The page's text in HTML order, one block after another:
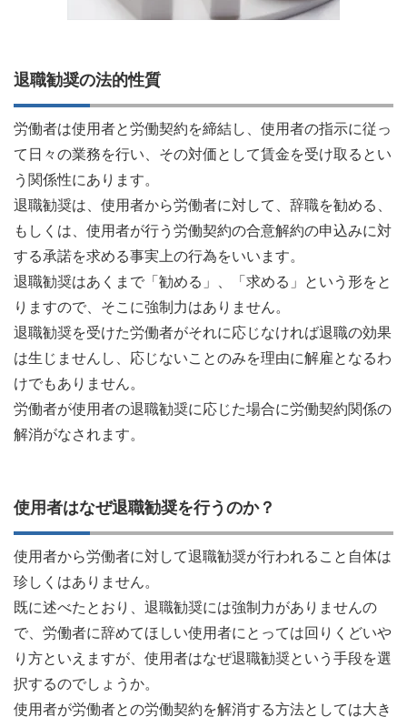
退職勧奨の法的性質
労働者は使用者と労働契約を締結し、使用者の指示に従っ
て日々の業務を行い、その対価として賃金を受け取るとい
う関係性にあります。
退職勧奨は、使用者から労働者に対して、辞職を勧める、
もしくは、使用者が行う労働契約の合意解約の申込みに対
する承諾を求める事実上の行為をいいます。
退職勧奨はあくまで「勧める」、「求める」という形をと
りますので、そこに強制力はありません。
退職勧奨を受けた労働者がそれに応じなければ退職の効果
は生じませんし、応じないことのみを理由に解雇となるわ
けでもありません。
労働者が使用者の退職勧奨に応じた場合に労働契約関係の
解消がなされます。
使用者はなぜ退職勧奨を行うのか？
使用者から労働者に対して退職勧奨が行われること自体は
珍しくはありません。
既に述べたとおり、退職勧奨には強制力がありませんの
で、労働者に辞めてほしい使用者にとっては回りくどいや
り方といえますが、使用者はなぜ退職勧奨という手段を選
択するのでしょうか。
使用者が労働者との労働契約を解消する方法としては大き